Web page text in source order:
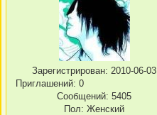
Зарегистрирован: 2010-06-03
Приглашений: 0
Сообщений: 5405
Пол: Женский